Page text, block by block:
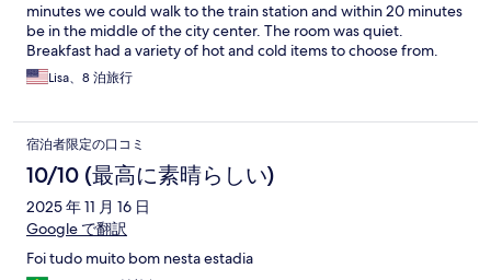
minutes we could walk to the train station and within 20 minutes
be in the middle of the city center. The room was quiet.
Breakfast had a variety of hot and cold items to choose from.
Lisa、8 泊旅行
宿泊者限定の口コミ
10/10 (最高に素晴らしい)
2025 年 11 月 16 日
Google で翻訳
Foi tudo muito bom nesta estadia